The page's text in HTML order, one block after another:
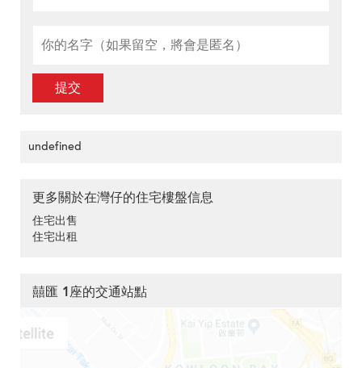
提交
undefined
更多關於在灣仔的住宅樓盤信息
住宅出售
住宅出租
囍匯 1座的交通站點